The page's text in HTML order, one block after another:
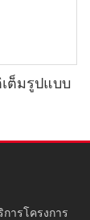
ต็มรูปแบบ
ารโครงการ